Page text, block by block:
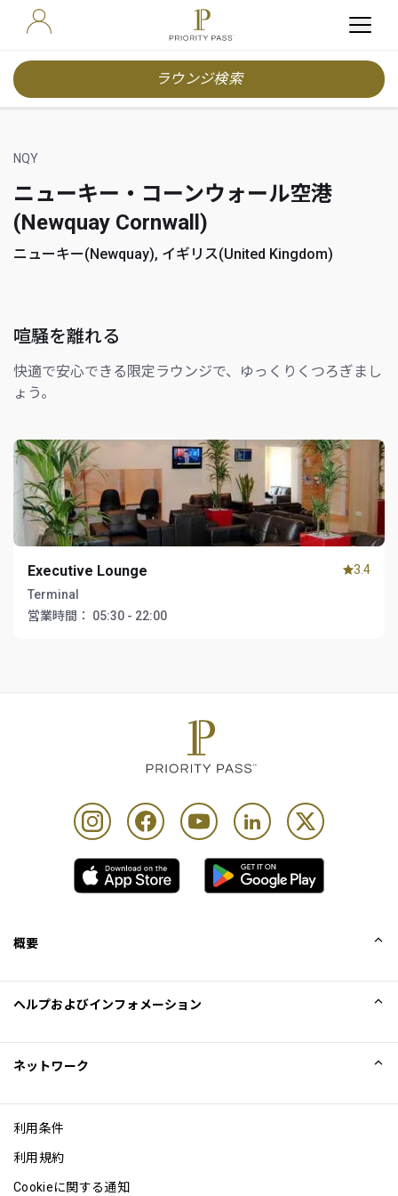
ラウンジ検索
NQY
ニューキー・コーンウォール空港
(Newquay Cornwall)
ニューキー(Newquay), イギリス(United Kingdom)
喧騒を離れる
快適で安心できる限定ラウンジで、ゆっくりくつろぎまし
ょう。
Executive Lounge
Terminal
営業時間：
05:30 - 22:00
3.4
概要
Excellence Awards
ブログ
ヘルプおよびインフォメーション
ネットワーク
利用条件
利用規約
Cookieに関する通知